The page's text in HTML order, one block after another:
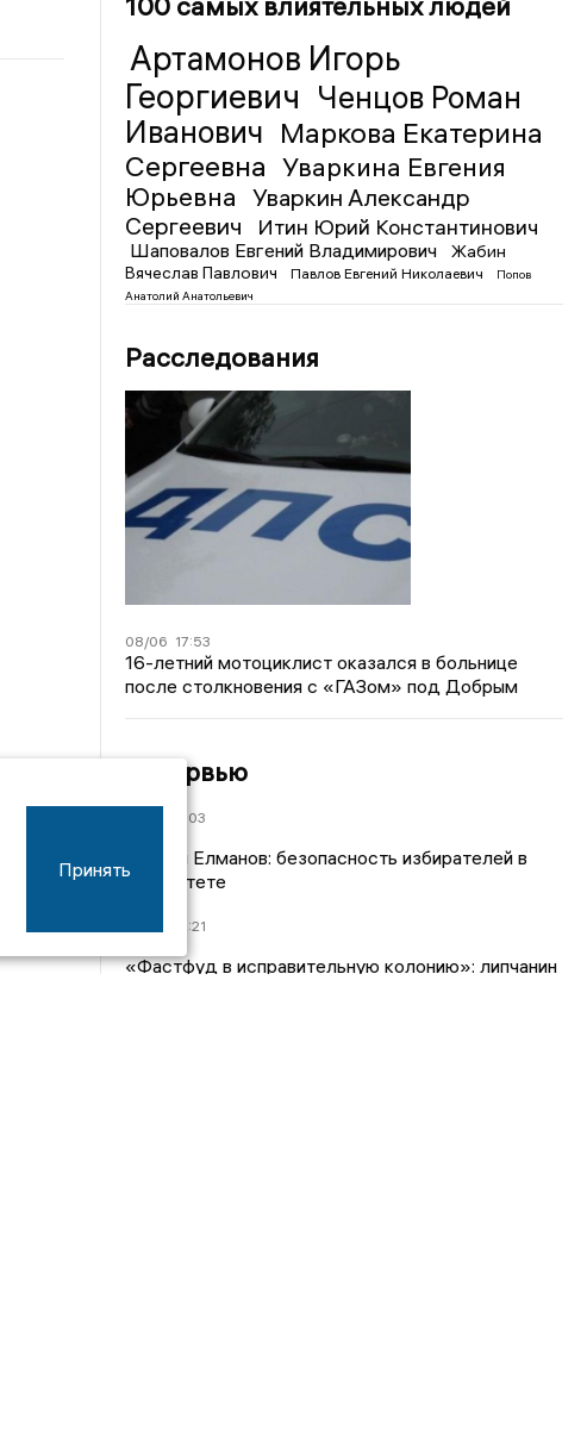
Артамонов Игорь
Георгиевич Ченцов Роман
Иванович Маркова Екатерина
Сергеевна Уваркина Евгения
Юрьевна
Уваркин Александр
Сергеевич
Итин Юрий Константинович
Шаповалов Евгений Владимирович
Жабин
Вячеслав Павлович
Павлов Евгений Николаевич
Попов
Анатолий Анатольевич
Расследования
08/06 17:53
16-летний мотоциклист оказался в больнице
после столкновения с «ГАЗом» под Добрым
Интервью
19:03
Сергей Елманов: безопасность избирателей в
приоритете
22:21
«Фастфуд в исправительную колонию»: липчанин
Принять